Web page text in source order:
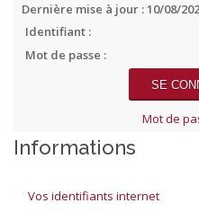
Dernière mise à jour : 10/08/
Identifiant :
Mot de passe :
Mot de
Informations
Vos identifiants internet